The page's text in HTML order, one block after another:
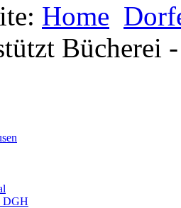
Home
Bücherei
DGH